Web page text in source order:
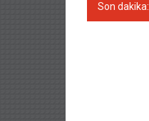
Son dakika: